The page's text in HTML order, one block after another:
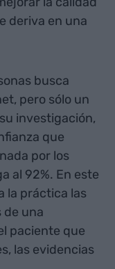
deriva en una
busca
pero sólo un
investigación,
que
por los
al 92%. En este
la práctica las
de una
paciente que
las evidencias